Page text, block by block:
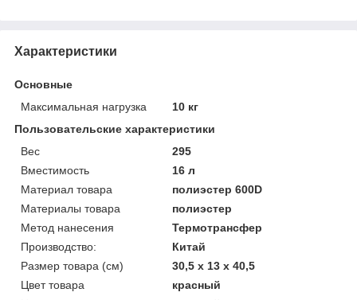
Характеристики
Основные
Максимальная нагрузка
10 кг
Пользовательские характеристики
Вес
295
Вместимость
16 л
Материал товара
полиэстер 600D
Материалы товара
полиэстер
Метод нанесения
Термотрансфер
Производство:
Китай
Размер товара (см)
30,5 х 13 х 40,5
Цвет товара
красный